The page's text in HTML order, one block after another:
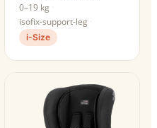
0–19 kg
isofix-support-leg
i-Size